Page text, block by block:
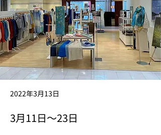
2022年3月13日
3月11日～23日